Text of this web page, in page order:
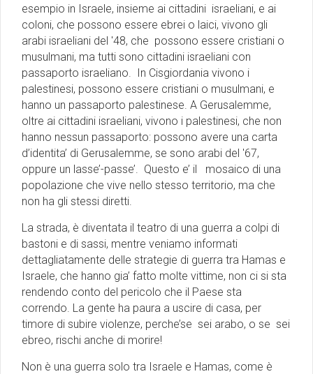
esempio in Israele, insieme ai cittadini israeliani, e ai
coloni, che possono essere ebrei o laici, vivono gli
arabi israeliani del '48, che possono essere cristiani o
musulmani, ma tutti sono cittadini israeliani con
passaporto israeliano. In Cisgiordania vivono i
palestinesi, possono essere cristiani o musulmani, e
hanno un passaporto palestinese. A Gerusalemme,
oltre ai cittadini israeliani, vivono i palestinesi, che non
hanno nessun passaporto: possono avere una carta
d’identita’ di Gerusalemme, se sono arabi del '67,
oppure un lasse’-passe’. Questo e’ il mosaico di una
popolazione che vive nello stesso territorio, ma che
non ha gli stessi diretti.
La strada, è diventata il teatro di una guerra a colpi di
bastoni e di sassi, mentre veniamo informati
dettagliatamente delle strategie di guerra tra Hamas e
Israele, che hanno gia’ fatto molte vittime, non ci si sta
rendendo conto del pericolo che il Paese sta
correndo. La gente ha paura a uscire di casa, per
timore di subire violenze, perche’se sei arabo, o se sei
ebreo, rischi anche di morire!
Non è una guerra solo tra Israele e Hamas, come è